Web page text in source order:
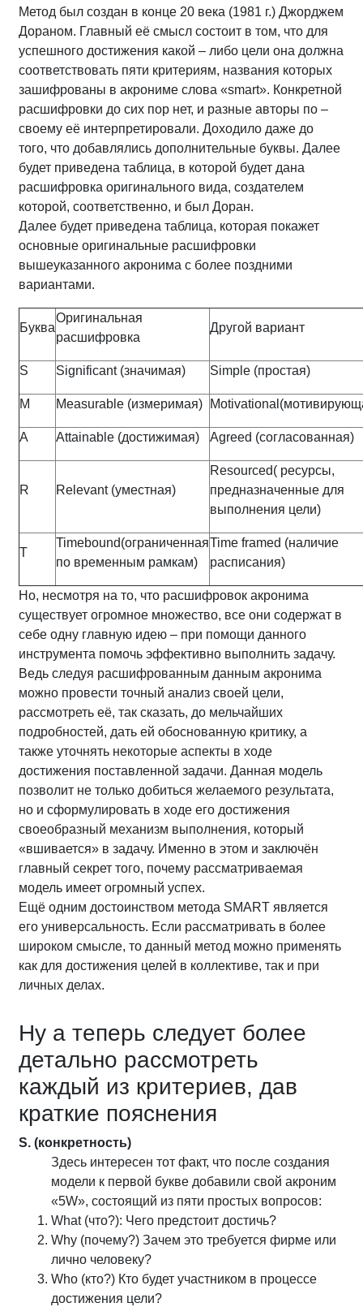
Метод был создан в конце 20 века (1981 г.) Джорджем
Дораном. Главный её смысл состоит в том, что для
успешного достижения какой – либо цели она должна
соответствовать пяти критериям, названия которых
зашифрованы в акрониме слова «smart». Конкретной
расшифровки до сих пор нет, и разные авторы по –
своему её интерпретировали. Доходило даже до
того, что добавлялись дополнительные буквы. Далее
будет приведена таблица, в которой будет дана
расшифровка оригинального вида, создателем
которой, соответственно, и был Доран.
Далее будет приведена таблица, которая покажет
основные оригинальные расшифровки
вышеуказанного акронима с более поздними
вариантами.
Буква
Оригинальная
расшифровка
Другой вариант
S Significant (значимая) Simple (простая)
M Measurable (измеримая)
A Attainable (достижимая) Agreed (согласованная)
R Relevant (уместная)
Resourced( ресурсы,
предназначенные для
выполнения цели)
T
Timebound(ограниченная
по временным рамкам)
Time framed (наличие
расписания)
Но, несмотря на то, что расшифровок акронима
существует огромное множество, все они содержат в
себе одну главную идею – при помощи данного
инструмента помочь эффективно выполнить задачу.
Ведь следуя расшифрованным данным акронима
можно провести точный анализ своей цели,
рассмотреть её, так сказать, до мельчайших
подробностей, дать ей обоснованную критику, а
также уточнять некоторые аспекты в ходе
достижения поставленной задачи. Данная модель
позволит не только добиться желаемого результата,
но и сформулировать в ходе его достижения
своеобразный механизм выполнения, который
«вшивается» в задачу. Именно в этом и заключён
главный секрет того, почему рассматриваемая
модель имеет огромный успех.
Ещё одним достоинством метода SMART является
его универсальность. Если рассматривать в более
широком смысле, то данный метод можно применять
как для достижения целей в коллективе, так и при
личных делах.
Ну а теперь следует более
детально рассмотреть
каждый из критериев, дав
краткие пояснения
S. (конкретность)
Здесь интересен тот факт, что после создания
модели к первой букве добавили свой акроним
«5W», состоящий из пяти простых вопросов:
What (что?): Чего предстоит достичь?
Why (почему?) Зачем это требуется фирме или
лично человеку?
Who (кто?) Кто будет участником в процессе
достижения цели?